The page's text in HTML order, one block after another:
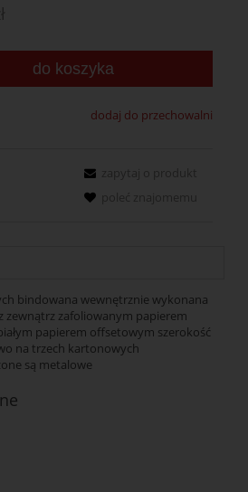
do koszyka
dodaj do przechowalni
bindowana wewnętrznie wykonana
zewnątrz zafoliowanym papierem
papierem offsetowym szerokość
na trzech kartonowych
są metalowe